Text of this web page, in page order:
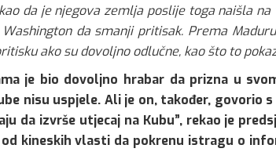
da je njegova zemlja poslije toga naišla
da smanji pritisak. Prema
ako su dovoljno odlučne, kao što to
je bio dovoljno hrabar da prizna u
nisu uspjele. Ali je on, također, govorio
da izvrše utjecaj na Kubu”, rekao je
kineskih vlasti da pokrenu istragu o